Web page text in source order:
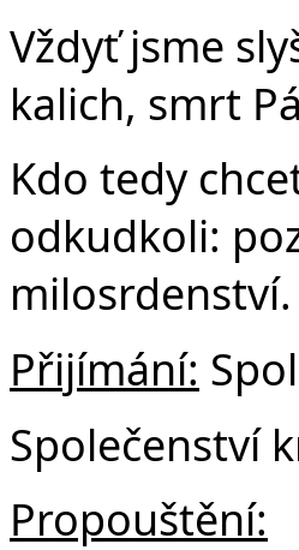
Vždyť jsme
kalich, smrt
Kdo tedy
odkudkoli:
milosrdenství.
Přijímání:
Společenství
Propouštění: